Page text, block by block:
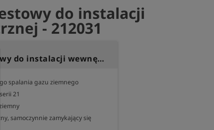
do instalacji
- 212031
Palnik testowy do instalacji wewnętrznej
spalania gazu ziemnego
21
samoczynnie zamykający się